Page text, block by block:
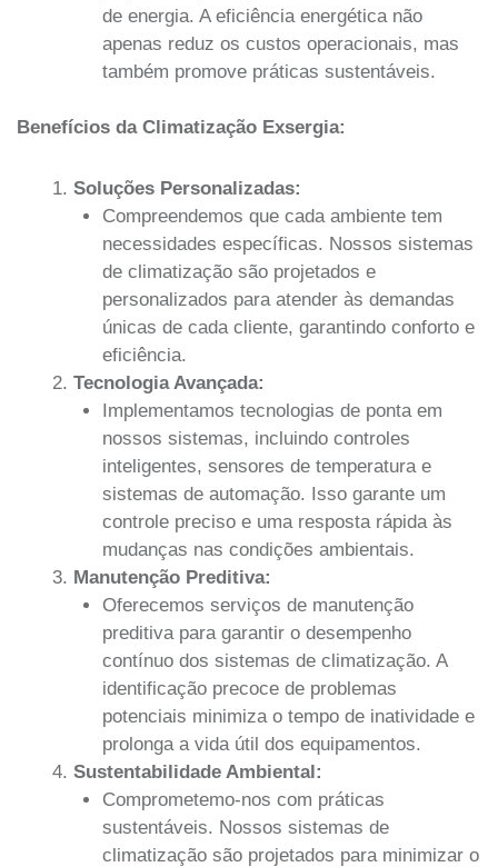
de energia. A eficiência energética não
apenas reduz os custos operacionais, mas
também promove práticas sustentáveis.
Benefícios da Climatização Exsergia:
Soluções Personalizadas:
Compreendemos que cada ambiente tem
necessidades específicas. Nossos sistemas
de climatização são projetados e
personalizados para atender às demandas
únicas de cada cliente, garantindo conforto e
eficiência.
Tecnologia Avançada:
Implementamos tecnologias de ponta em
nossos sistemas, incluindo controles
inteligentes, sensores de temperatura e
sistemas de automação. Isso garante um
controle preciso e uma resposta rápida às
mudanças nas condições ambientais.
Manutenção Preditiva:
Oferecemos serviços de manutenção
preditiva para garantir o desempenho
contínuo dos sistemas de climatização. A
identificação precoce de problemas
potenciais minimiza o tempo de inatividade e
prolonga a vida útil dos equipamentos.
Sustentabilidade Ambiental:
Comprometemo-nos com práticas
sustentáveis. Nossos sistemas de
climatização são projetados para minimizar o